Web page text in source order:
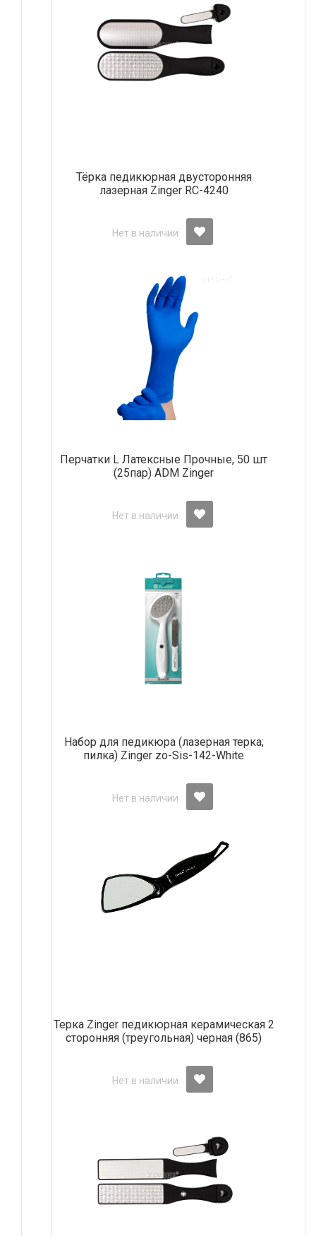
Тёрка педикюрная двусторонняя
лазерная Zinger RC-4240
Нет в наличии
Перчатки L Латексные Прочные, 50 шт
(25пар) АDM Zinger
Нет в наличии
Набор для педикюра (лазерная терка;
пилка) Zinger zo-Sis-142-White
Нет в наличии
Терка Zinger педикюрная керамическая 2
сторонняя (треугольная) черная (865)
Нет в наличии